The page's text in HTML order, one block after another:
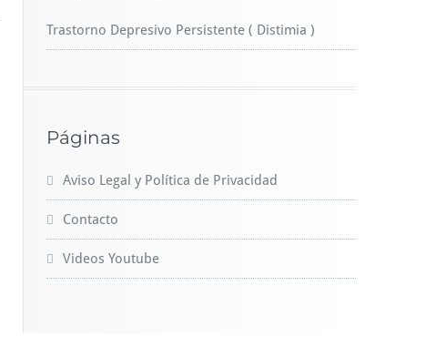
Trastorno Depresivo Persistente ( Distimia )
Páginas
Aviso Legal y Política de Privacidad
Contacto
Videos Youtube